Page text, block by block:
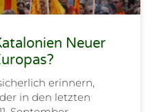
Neuer
erinnern,
in den letzten